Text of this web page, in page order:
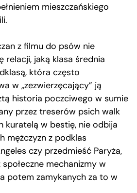
mieszczańskiego
z filmu do psów nie
relacji, jaką klasa średnia
która często
w „zezwierzęcający” ją
historia poczciwego w sumie
przez treserów psich walk
kuratelą w bestię, nie odbija
mężczyzn z podklas
czy przedmieść Paryża,
mechanizmy w
potem zamykanych za to w